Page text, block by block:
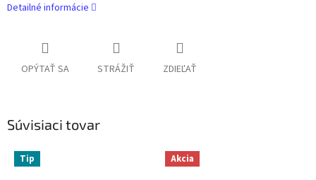
Detailné informácie
OPÝTAŤ SA STRÁŽIŤ ZDIEĽAŤ
Súvisiaci tovar
Tip Akcia